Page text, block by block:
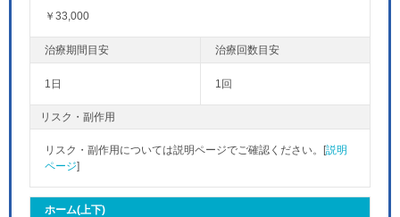
￥33,000
1日 1回
リスク・副作用
リスク・副作用については説明ページでご確認ください。[説明
ページ]
ホーム(上下)